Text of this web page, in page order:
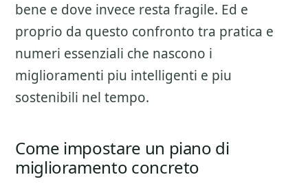
bene e dove invece resta fragile. Ed e
proprio da questo confronto tra pratica e
numeri essenziali che nascono i
miglioramenti piu intelligenti e piu
sostenibili nel tempo.
Come impostare un piano di
miglioramento concreto